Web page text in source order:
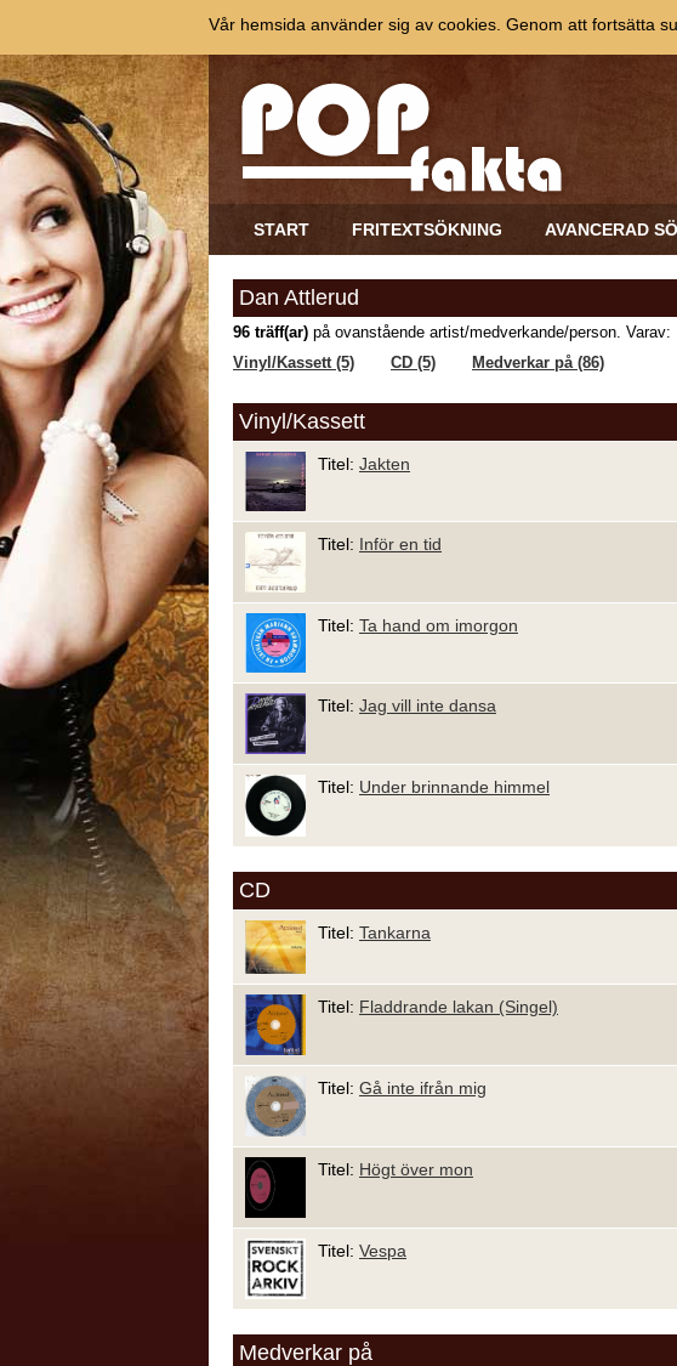
START FRITEXTSÖKNING AVANCERAD
Dan Attlerud
96 träff(ar) på ovanstående artist/medverkande/person. Varav:
Vinyl/Kassett (5)
CD (5) Medverkar på (86)
Vinyl/Kassett
Titel: Jakten
Titel: Inför en tid
Titel: Ta hand om imorgon
Titel: Jag vill inte dansa
Titel: Under brinnande himmel
CD
Titel: Tankarna
Titel: Fladdrande lakan (Singel)
Titel: Gå inte ifrån mig
Titel: Högt över mon
Titel: Vespa
Medverkar på
Vår hemsida använder sig av cookies. Genom att fortsätta